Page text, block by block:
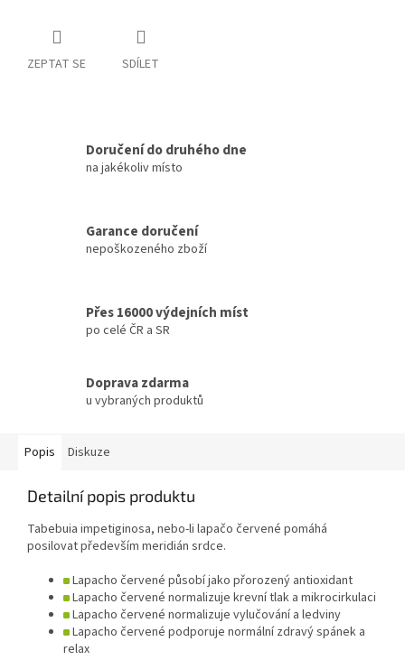
ZEPTAT SE SDÍLET
Doručení do druhého dne
na jakékoliv místo
Garance doručení
nepoškozeného zboží
Přes 16000 výdejních míst
po celé ČR a SR
Doprava zdarma
u vybraných produktů
Popis Diskuze
Detailní popis produktu
Tabebuia impetiginosa, nebo-li lapačo červené pomáhá
posilovat především meridián srdce.
Lapacho červené působí jako přorozený antioxidant
Lapacho červené normalizuje krevní tlak a mikrocirkulaci
Lapacho červené normalizuje vylučování a ledviny
Lapacho červené podporuje normální zdravý spánek a
relax